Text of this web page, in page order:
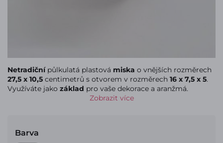
Netradičnípůlkulatá plastová miska o vnějších rozměrech
27,5 x 10,5 centimetrů s otvorem v rozměrech 16 x 7,5 x 5.
Využíváte jako základ pro vaše dekorace a aranžmá.
Zobrazit více
Barva